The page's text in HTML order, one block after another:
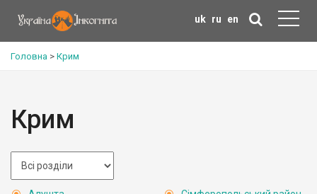
uk ru en
Головна > Крим
Крим